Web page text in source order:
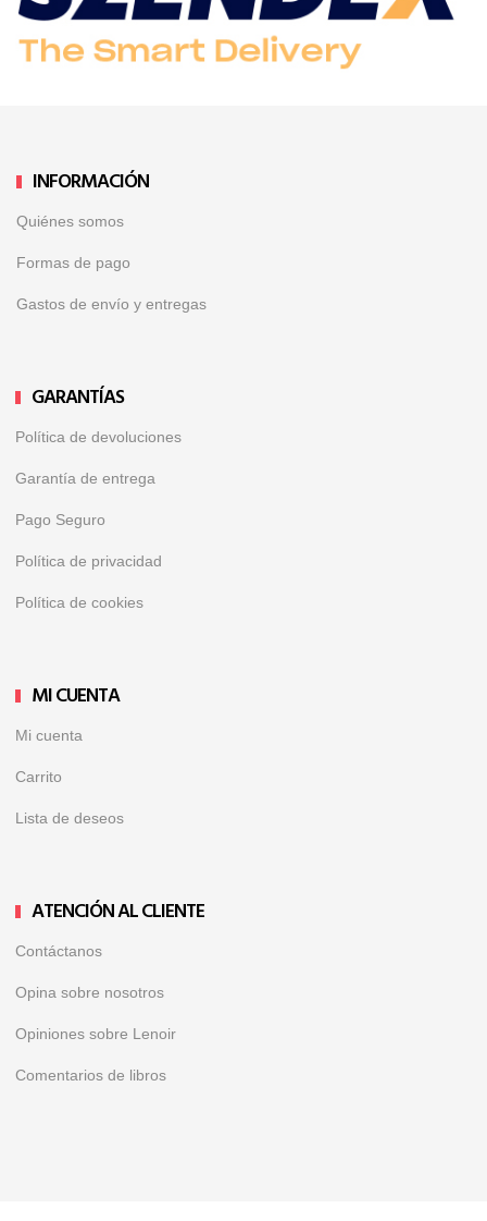
INFORMACIÓN
Quiénes somos
Formas de pago
Gastos de envío y entregas
GARANTÍAS
Política de devoluciones
Garantía de entrega
Pago Seguro
Política de privacidad
Política de cookies
MI CUENTA
Mi cuenta
Carrito
Lista de deseos
ATENCIÓN AL CLIENTE
Contáctanos
Opina sobre nosotros
Opiniones sobre Lenoir
Comentarios de libros